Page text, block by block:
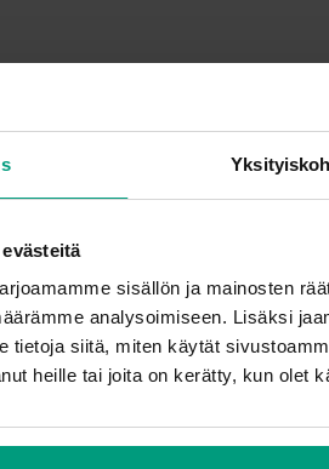
sisällön ja mainosten
analysoimiseen. Lisäksi
tietoja siitä, miten käytät
heille tai joita on kerätty, kun olet